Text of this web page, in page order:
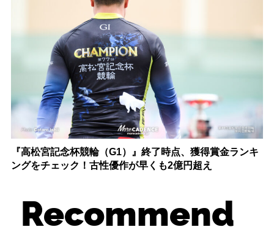
『高松宮記念杯競輪（G1）』終了時点、獲得賞金ランキ
ングをチェック！古性優作が早くも2億円超え
Recommend